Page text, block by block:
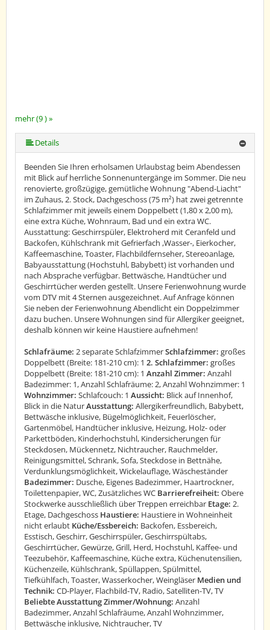
mehr (9 ) »
mehr (9 ) »
mehr (9 ) »
mehr (9 ) »
mehr (9 ) »
mehr (9 ) »
Details
Beenden Sie Ihren erholsamen Urlaubstag beim Abendessen
mit Blick auf herrliche Sonnenuntergänge im Sommer. Die neu
renovierte, großzügige, gemütliche Wohnung "Abend-Liacht"
im Zuhaus, 2. Stock, Dachgeschoss (75 m²) hat zwei getrennte
Schlafzimmer mit jeweils einem Doppelbett (1,80 x 2,00 m),
eine extra Küche, Wohnraum, Bad und ein extra WC.
Ausstattung: Geschirrspüler, Elektroherd mit Ceranfeld und
Backofen, Kühlschrank mit Gefrierfach ,Wasser-, Eierkocher,
Kaffeemaschine, Toaster, Flachbildfernseher, Stereoanlage,
Babyausstattung (Hochstuhl, Babybett) ist vorhanden und
nach Absprache verfügbar. Bettwäsche, Handtücher und
Geschirrtücher werden gestellt. Unsere Ferienwohnung wurde
vom DTV mit 4 Sternen ausgezeichnet. Auf Anfrage können
Sie neben der Ferienwohnung Abendlicht ein Doppelzimmer
dazu buchen. Unsere Wohnungen sind für Allergiker geeignet,
deshalb können wir keine Haustiere aufnehmen!
Schlafräume: 2 separate SchlafzimmerSchlafzimmer: großes
Doppelbett (Breite: 181-210 cm): 1 2. Schlafzimmer: großes
Doppelbett (Breite: 181-210 cm): 1 Anzahl Zimmer: Anzahl
Badezimmer: 1, Anzahl Schlafräume: 2, Anzahl Wohnzimmer: 1
Wohnzimmer: Schlafcouch: 1 Aussicht: Blick auf Innenhof,
Blick in die NaturAusstattung: Allergikerfreundlich, Babybett,
Bettwäsche inklusive, Bügelmöglichkeit, Feuerlöscher,
Gartenmöbel, Handtücher inklusive, Heizung, Holz- oder
Parkettböden, Kinderhochstuhl, Kindersicherungen für
Steckdosen, Mückennetz, Nichtraucher, Rauchmelder,
Reinigungsmittel, Schrank, Sofa, Steckdose in Bettnähe,
Verdunklungsmöglichkeit, Wickelauflage, Wäscheständer
Badezimmer: Dusche, Eigenes Badezimmer, Haartrockner,
Toilettenpapier, WC, Zusätzliches WC Barrierefreiheit: Obere
Stockwerke ausschließlich über Treppen erreichbar Etage: 2.
Etage, Dachgeschoss Haustiere: Haustiere in Wohneinheit
nicht erlaubt Küche/Essbereich: Backofen, Essbereich,
Esstisch, Geschirr, Geschirrspüler, Geschirrspültabs,
Geschirrtücher, Gewürze, Grill, Herd, Hochstuhl, Kaffee- und
Teezubehör, Kaffeemaschine, Küche extra, Küchenutensilien,
Küchenzeile, Kühlschrank, Spüllappen, Spülmittel,
Tiefkühlfach, Toaster, Wasserkocher, Weingläser Medien und
Technik: CD-Player, Flachbild-TV, Radio, Satelliten-TV, TV
Beliebte Ausstattung Zimmer/Wohnung: Anzahl
Badezimmer, Anzahl Schlafräume, Anzahl Wohnzimmer,
Bettwäsche inklusive, Nichtraucher, TV